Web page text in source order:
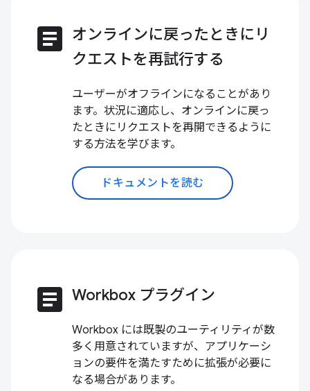
article オンラインに戻ったときにリ
クエストを再試行する
ユーザーがオフラインになることがあり
ます。状況に適応し、オンラインに戻っ
たときにリクエストを再開できるように
する方法を学びます。
ドキュメントを読む
article Workbox プラグイン
Workbox には既製のユーティリティが数
多く用意されていますが、アプリケーシ
ョンの要件を満たすために拡張が必要に
なる場合があります。